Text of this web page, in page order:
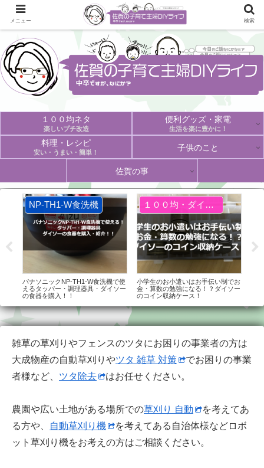
１００均ネタ
楽しいプチ改造
便利グッズ・家電
生活を楽に豊かに！
料理・レシピ
安い・うまい・簡単！ 子供のこと
佐賀の事
NP-TH1-W食洗機
パナソニックNP-TH1-W食洗機で使
えるタッパー・調理器具・ダイソー
の食器を購入！！
１００均・ダイソー
小学生のお小遣いはお手伝い制でお
金・算数の勉強になる！？ダイソー
のコイン収納ケース！
雑草の草刈りやフェンスのツタにお困りの事業者の方は
大成物産の自動草刈りやツタ 雑草 対策
でお困りの事業
者様など、 ツタ除去 はお任せください。
農園や広い土地がある場所での草刈り 自動
を考えてあ
る方や、
自動草刈り機
を考えてある自治体様などロボ
ット草刈り機をお考えの方はご相談ください。
メニュー 検索